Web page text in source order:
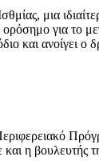
μια
για το
και ανοίγει ο
και η βουλευτής